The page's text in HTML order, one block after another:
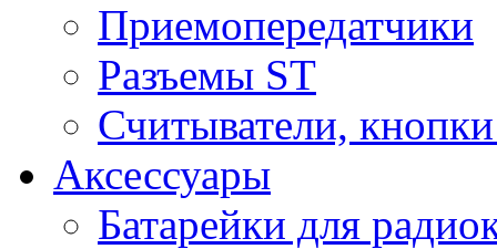
Приемопередатчики
Разъемы ST
Считыватели,
Аксессуары
Батарейки для